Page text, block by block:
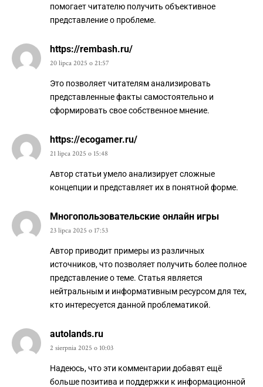
помогает читателю получить объективное
представление о проблеме.
https://rembash.ru/
20 lipca 2025 o 21:57
Это позволяет читателям анализировать
представленные факты самостоятельно и
сформировать свое собственное мнение.
https://ecogamer.ru/
21 lipca 2025 o 15:48
Автор статьи умело анализирует сложные
концепции и представляет их в понятной форме.
Многопользовательские онлайн игры
23 lipca 2025 o 17:53
Автор приводит примеры из различных
источников, что позволяет получить более полное
представление о теме. Статья является
нейтральным и информативным ресурсом для тех,
кто интересуется данной проблематикой.
autolands.ru
2 sierpnia 2025 o 10:03
Надеюсь, что эти комментарии добавят ещё
больше позитива и поддержки к информационной